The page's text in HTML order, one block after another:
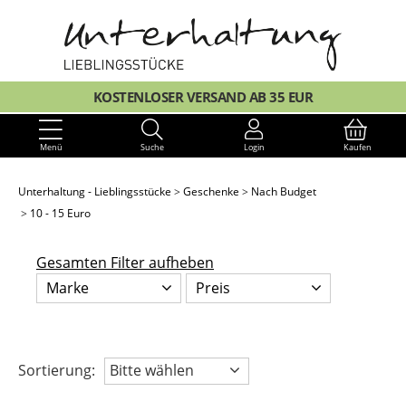
KOSTENLOSER VERSAND AB 35 EUR
Menü Suche Login Kaufen
Unterhaltung - Lieblingsstücke Geschenke
Nach Budget
10 - 15 Euro
Gesamten Filter aufheben
Marke
Preis
Sortierung: Bitte wählen